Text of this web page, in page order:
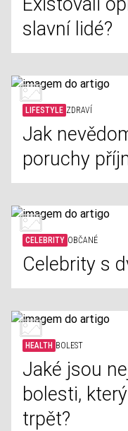
slavní lidé?
LIFESTYLE ZDRAVÍ
Jak
poruchy
CELEBRITY OBČANÉ
Celebrity s
HEALTH BOLEST
Jaké jsou
bolesti,
trpět?